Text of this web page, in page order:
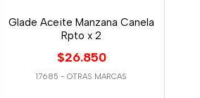
Glade Aceite Manzana Canela
Rpto x 2
$26.850
17685 -OTRAS MARCAS